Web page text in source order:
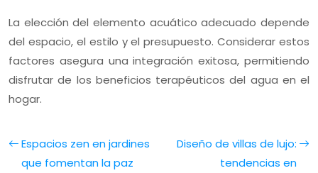
La elección del elemento acuático adecuado depende
del espacio, el estilo y el presupuesto. Considerar estos
factores asegura una integración exitosa, permitiendo
disfrutar de los beneficios terapéuticos del agua en el
hogar.
Espacios zen en jardines
que fomentan la paz
Diseño de villas de lujo:
tendencias en